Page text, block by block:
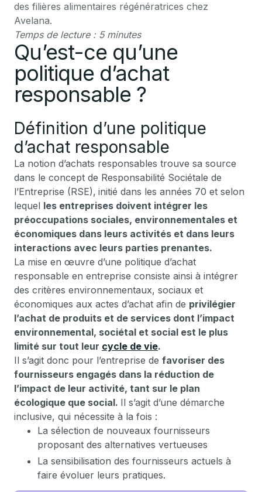
des filières alimentaires régénératrices chez
Avelana.
Temps de lecture : 5 minutes
Qu’est-ce qu’une
politique d’achat
responsable ?
Définition d’une politique
d’achat responsable
La notion d’achats responsables trouve sa source
dans le concept de Responsabilité Sociétale de
l’Entreprise (RSE), initié dans les années 70 et selon
lequel les entreprises doivent intégrer les
préoccupations sociales, environnementales et
économiques dans leurs activités et dans leurs
interactions avec leurs parties prenantes.
La mise en œuvre d’une politique d’achat
responsable en entreprise consiste ainsi à intégrer
des critères environnementaux, sociaux et
économiques aux actes d’achat afin de privilégier
l’achat de produits et de services dont l’impact
environnemental, sociétal et social est le plus
limité sur tout leur cycle de vie.
Il s’agit donc pour l’entreprise de favoriser des
fournisseurs engagés dans la réduction de
l’impact de leur activité, tant sur le plan
écologique que social. Il s’agit d’une démarche
inclusive, qui nécessite à la fois :
La sélection de nouveaux fournisseurs
proposant des alternatives vertueuses
La sensibilisation des fournisseurs actuels à
faire évoluer leurs pratiques.